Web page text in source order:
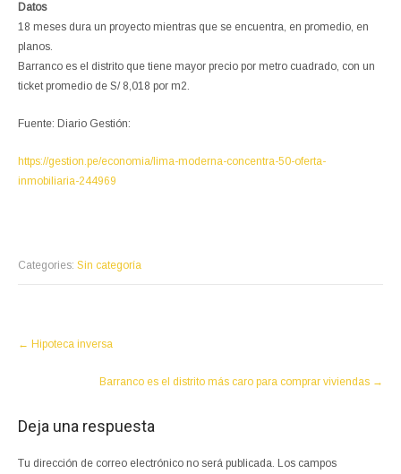
Datos
18 meses dura un proyecto mientras que se encuentra, en promedio, en
planos.
Barranco es el distrito que tiene mayor precio por metro cuadrado, con un
ticket promedio de S/ 8,018 por m2.
Fuente: Diario Gestión:
https://gestion.pe/economia/lima-moderna-concentra-50-oferta-
inmobiliaria-244969
Categories: Sin categoría
Post
← Hipoteca inversa
Barranco es el distrito más caro para comprar viviendas →
Deja una respuesta
Tu dirección de correo electrónico no será publicada. Los campos